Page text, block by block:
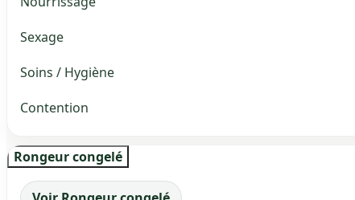
Sexage
Soins / Hygiène
Contention
Rongeur congelé